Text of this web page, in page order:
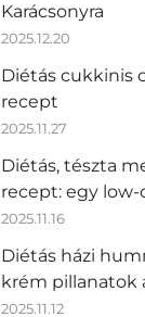
Karácsonyra
2025.12.20
Diétás cukkinis
recept
2025.11.27
Diétás, tészta
recept: egy
2025.11.16
Diétás házi
krém pillanatok
2025.11.12